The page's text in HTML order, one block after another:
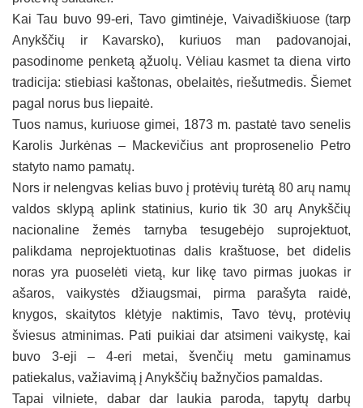
Kai Tau buvo 99-eri, Tavo gimtinėje, Vaivadiškiuose (tarp
Anykščių ir Kavarsko), kuriuos man padovanojai,
pasodinome penketą ąžuolų. Vėliau kasmet ta diena virto
tradicija: stiebiasi kaštonas, obelaitės, riešutmedis. Šiemet
pagal norus bus liepaitė.
Tuos namus, kuriuose gimei, 1873 m. pastatė tavo senelis
Karolis Jurkėnas – Mackevičius ant proprosenelio Petro
statyto namo pamatų.
Nors ir nelengvas kelias buvo į protėvių turėtą 80 arų namų
valdos sklypą aplink statinius, kurio tik 30 arų Anykščių
nacionaline žemės tarnyba tesugebėjo suprojektuot,
palikdama neprojektuotinas dalis kraštuose, bet didelis
noras yra puoselėti vietą, kur likę tavo pirmas juokas ir
ašaros, vaikystės džiaugsmai, pirma parašyta raidė,
knygos, skaitytos klėtyje naktimis, Tavo tėvų, protėvių
šviesus atminimas. Pati puikiai dar atsimeni vaikystę, kai
buvo 3-eji – 4-eri metai, švenčių metu gaminamus
patiekalus, važiavimą į Anykščių bažnyčios pamaldas.
Tapai vilniete, dabar dar laukia paroda, tapytų darbų